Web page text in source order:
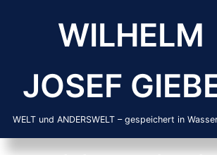
WILHELM
JOSEF
WELT und ANDERSWELT – gespeichert in